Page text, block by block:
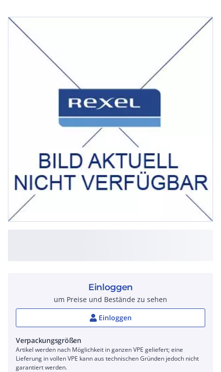
Einloggen
um Preise und Bestände zu sehen
Einloggen
Verpackungsgrößen
Artikel werden nach Möglichkeit in ganzen VPE geliefert; eine
Lieferung in vollen VPE kann aus technischen Gründen jedoch nicht
garantiert werden.